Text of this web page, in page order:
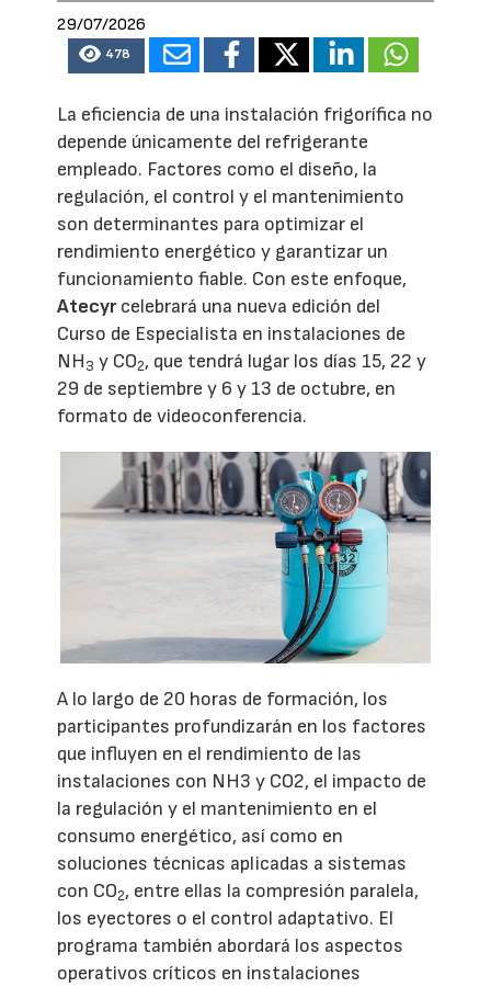
29/07/2026
478
La eficiencia de una instalación frigorífica no
depende únicamente del refrigerante
empleado. Factores como el diseño, la
regulación, el control y el mantenimiento
son determinantes para optimizar el
rendimiento energético y garantizar un
funcionamiento fiable. Con este enfoque,
Atecyrcelebrará una nueva edición del
Curso de Especialista en instalaciones de
NH3 y CO2, que tendrá lugar los días 15, 22 y
29 de septiembre y 6 y 13 de octubre, en
formato de videoconferencia.
A lo largo de 20 horas de formación, los
participantes profundizarán en los factores
que influyen en el rendimiento de las
instalaciones con NH3 y CO2, el impacto de
la regulación y el mantenimiento en el
consumo energético, así como en
soluciones técnicas aplicadas a sistemas
con CO2, entre ellas la compresión paralela,
los eyectores o el control adaptativo. El
programa también abordará los aspectos
operativos críticos en instalaciones